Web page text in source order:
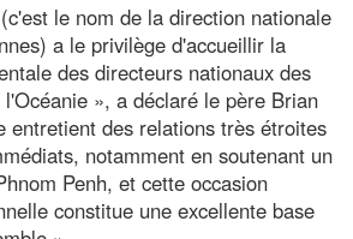
le nom de la direction nationale
a le privilège d'accueillir la
des directeurs nationaux des
», a déclaré le père Brian
entretient des relations très étroites
notamment en soutenant un
Penh, et cette occasion
constitue une excellente base